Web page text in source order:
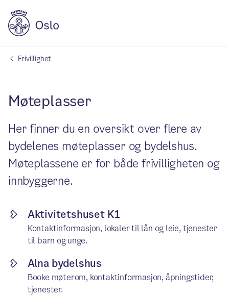
Frivillighet
Møteplasser
Her finner du en oversikt over flere av
bydelenes møteplasser og bydelshus.
Møteplassene er for både frivilligheten og
innbyggerne.
Aktivitetshuset K1
Kontaktinformasjon, lokaler til lån og leie, tjenester
til barn og unge.
Alna bydelshus
Booke møterom, kontaktinformasjon, åpningstider,
tjenester.